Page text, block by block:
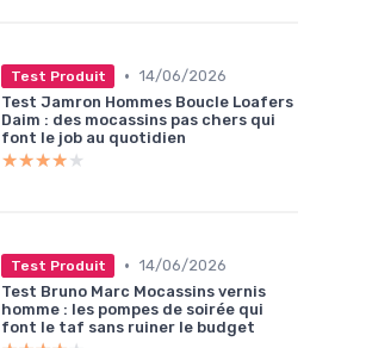
Test Produit • 14/06/2026
Test Jamron Hommes Boucle Loafers
Daim : des mocassins pas chers qui
font le job au quotidien
★★★★★
★★★★★
Test Produit • 14/06/2026
Test Bruno Marc Mocassins vernis
homme : les pompes de soirée qui
font le taf sans ruiner le budget